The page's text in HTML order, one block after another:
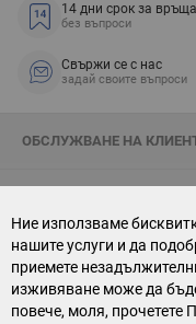
Ние използваме
нашите услуги и да
приемете
изживяване може да
повече, моля, прочетете
14 дни срок за
без въпроси
Свържи се с нас
задай своите въпроси
ОБСЛУЖВАНЕ НА
СВЪРЖИ СЕ С НАС
АБОНАМЕНТ ЗА